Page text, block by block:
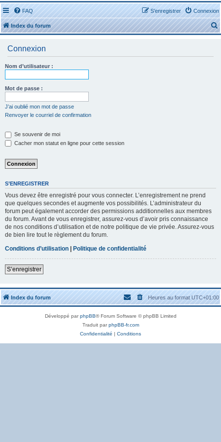
FAQ Connexion
S’enregistrer
Index du forum
e
Connexion
Nom d’utilisateur :
Mot de passe :
J’ai oublié mon mot de passe
Renvoyer le courriel de confirmation
Se souvenir de moi
Cacher mon statut en ligne pour cette session
S’ENREGISTRER
Vous devez être enregistré pour vous connecter. L’enregistrement ne prend
que quelques secondes et augmente vos possibilités. L’administrateur du
forum peut également accorder des permissions additionnelles aux membres
du forum. Avant de vous enregistrer, assurez-vous d’avoir pris connaissance
de nos conditions d’utilisation et de notre politique de vie privée. Assurez-vous
de bien lire tout le règlement du forum.
Conditions d’utilisation | Politique de confidentialité
S’enregistrer
Index du forum Heures au formatUTC+01:00
Développé parphpBB® Forum Software © phpBB Limited
Traduit parphpBB-fr.com
Confidentialité | Conditions